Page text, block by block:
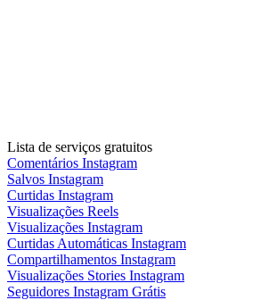
Lista de serviços gratuitos
Comentários Instagram
Salvos Instagram
Curtidas Instagram
Visualizações Reels
Visualizações Instagram
Curtidas Automáticas Instagram
Compartilhamentos Instagram
Visualizações Stories Instagram
Seguidores Instagram Grátis